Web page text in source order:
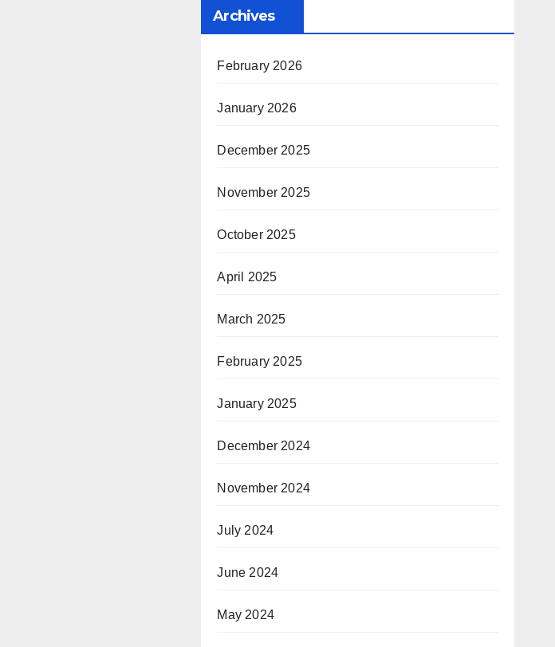
Archives
February 2026
January 2026
December 2025
November 2025
October 2025
April 2025
March 2025
February 2025
January 2025
December 2024
November 2024
July 2024
June 2024
May 2024